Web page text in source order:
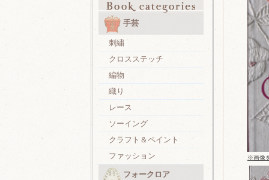
手芸
刺繍
クロスステッチ
編物
織り
レース
ソーイング
クラフト＆ペイント
ファッション
フォークロア
※画像